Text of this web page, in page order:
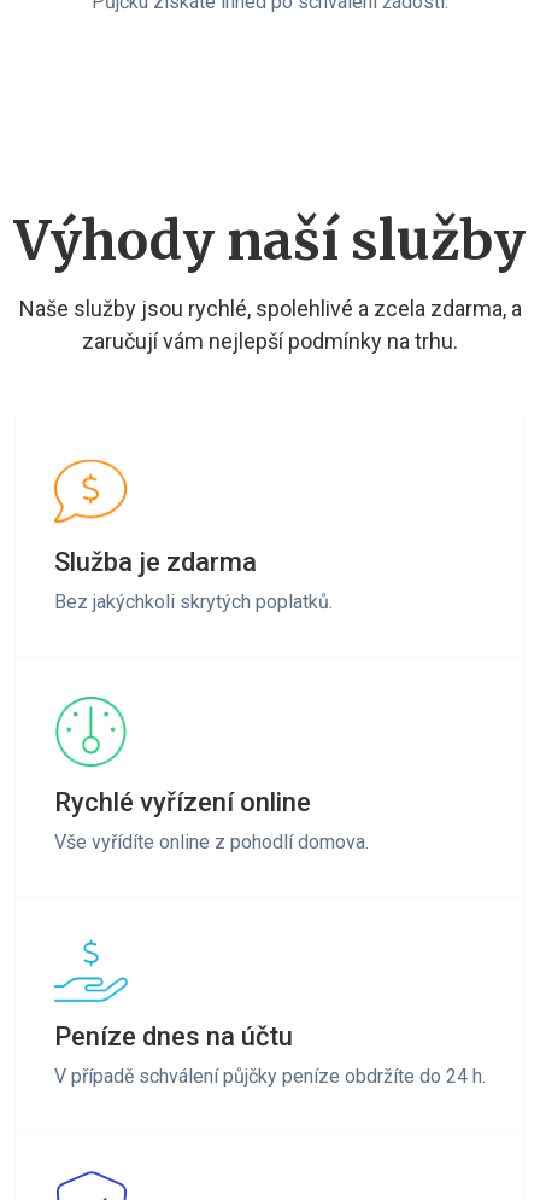
Výhody naší služby
Naše služby jsou rychlé, spolehlivé a zcela zdarma, a
zaručují vám nejlepší podmínky na trhu.
Služba je zdarma
Bez jakýchkoli skrytých poplatků.
Rychlé vyřízení online
Vše vyřídíte online z pohodlí domova.
Peníze dnes na účtu
V případě schválení půjčky peníze obdržíte do 24 h.